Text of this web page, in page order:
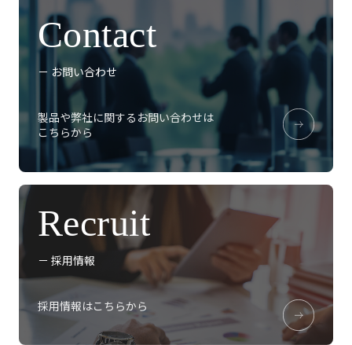
Contact
－ お問い合わせ
製品や弊社に関するお問い合わせは
こちらから
Recruit
－ 採用情報
採用情報はこちらから